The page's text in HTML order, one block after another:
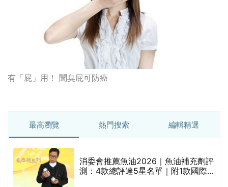
有「屁」用！ 聞臭屁可防癌
最高瀏覽 熱門搜索 編輯精選
消委會推薦魚油2026｜魚油補充劑評
測：4款總評達5星名單｜附1款國際